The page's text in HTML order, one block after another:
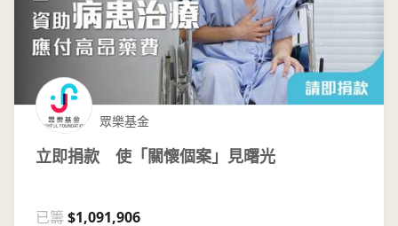
眾樂基金
立即捐款 使「關懷個案」見曙光
已籌 $1,091,906